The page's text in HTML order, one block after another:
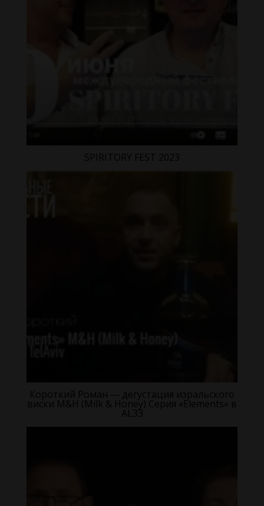
SPIRITORY FEST 2023
Короткий Роман — дегустация изральского
виски M&H (Milk & Honey) Серия «Elements» в
AL33